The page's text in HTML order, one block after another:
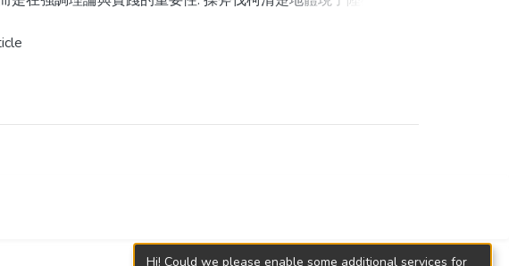
係進一步的說明.
Hi! Could we please enable some additional services for